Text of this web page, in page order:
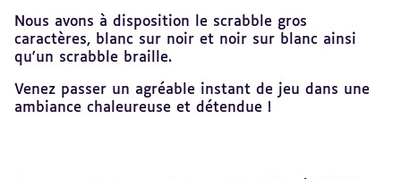
Nous avons à disposition le scrabble gros
caractères, blanc sur noir et noir sur blanc ainsi
qu'un scrabble braille.
Venez passer un agréable instant de jeu dans une
ambiance chaleureuse et détendue !